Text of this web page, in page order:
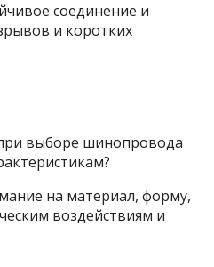
соединение и
и коротких
выборе шинопровода
на материал, форму,
воздействиям и